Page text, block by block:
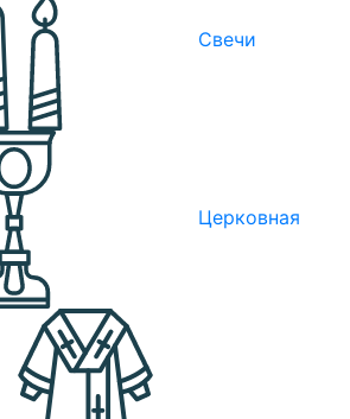
Свечи
Церковная